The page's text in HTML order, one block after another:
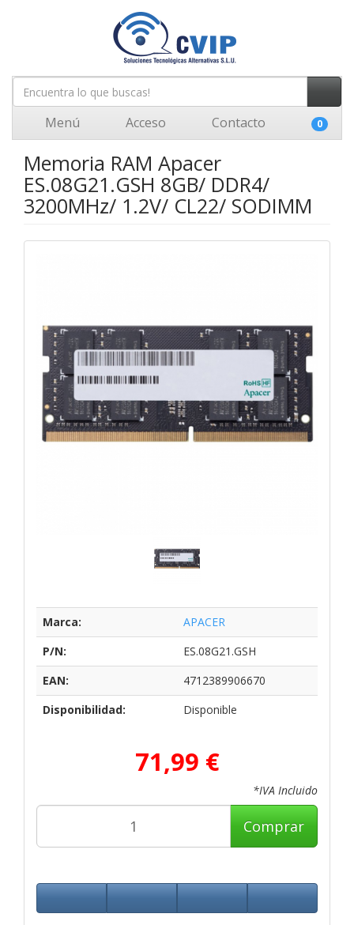
Menú Acceso Contacto 0
Memoria RAM Apacer
ES.08G21.GSH 8GB/ DDR4/
3200MHz/ 1.2V/ CL22/ SODIMM
Marca:
APACER
P/N:
ES.08G21.GSH
EAN:
4712389906670
Disponibilidad:
Disponible
71,99 €
*IVA Incluido
Comprar